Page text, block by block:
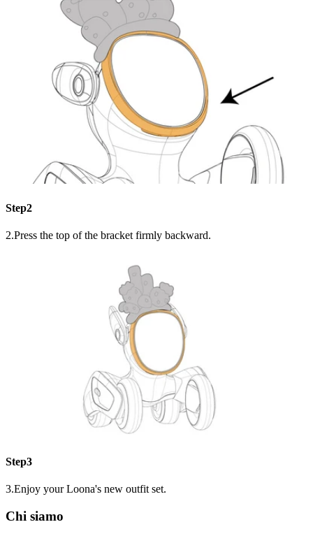
Step2
2.Press the top of the bracket firmly backward.
Step3
3.Enjoy your Loona's new outfit set.
Chi siamo